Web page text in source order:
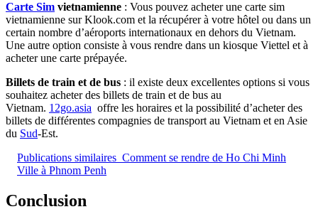
Carte Sim vietnamienne : Vous pouvez acheter une carte sim
vietnamienne sur Klook.com et la récupérer à votre hôtel ou dans un
certain nombre d’aéroports internationaux en dehors du Vietnam.
Une autre option consiste à vous rendre dans un kiosque Viettel et à
acheter une carte prépayée.
Billets de train et de bus : il existe deux excellentes options si vous
souhaitez acheter des billets de train et de bus au
Vietnam. 12go.asia offre les horaires et la possibilité d’acheter des
billets de différentes compagnies de transport au Vietnam et en Asie
du Sud-Est.
Publications similaires Comment se rendre de Ho Chi Minh
Ville à Phnom Penh
Conclusion